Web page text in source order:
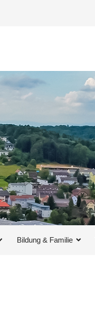
Bildung & Familie